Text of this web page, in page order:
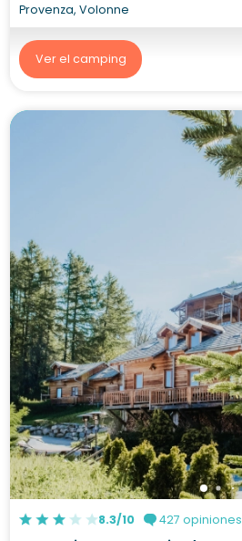
Provenza, Volonne
Ver el camping
8.3/10 427 opiniones